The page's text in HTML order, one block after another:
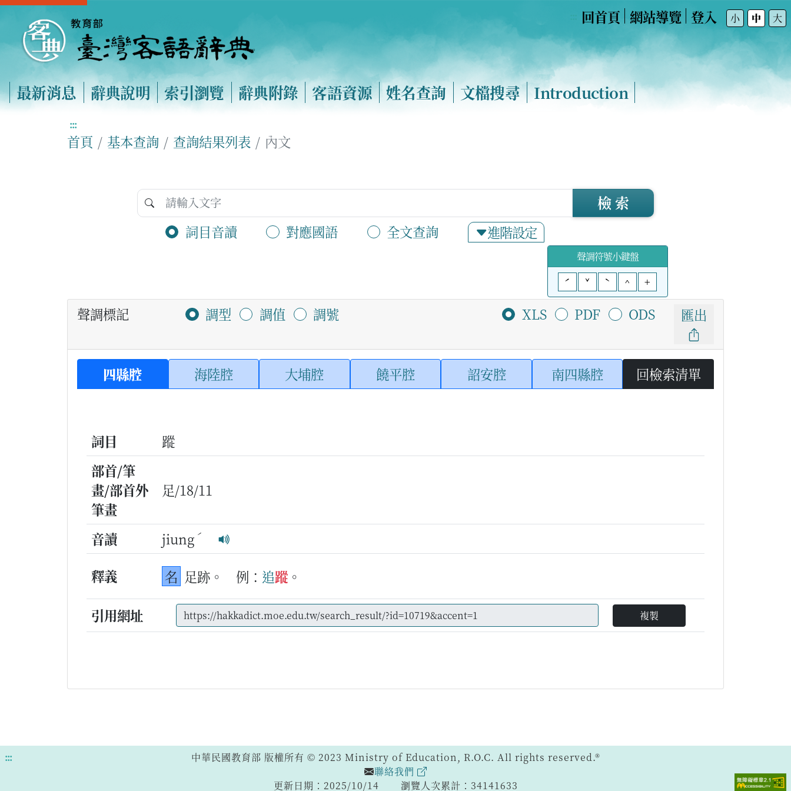
回首頁 網站導覽 登入 小 中 大
最新消息 辭典說明 索引瀏覽 辭典附錄 客語資源 姓名查詢 文檔搜尋 Introduction
:::
首頁 基本查詢 查詢結果列表 內文
詞目音讀 對應國語 全文查詢 進階設定
檢 索
聲調符號小鍵盤
ˊ
ˇ ˋ ^ +
聲調標記 調型 調值 調號 XLS PDF ODS 匯出
四縣腔 海陸腔 大埔腔 饒平腔 詔安腔 南四縣腔 回檢索清單
詞目
蹤
部首/筆
畫/部首外
筆畫
足/18/11
音讀 jiung ˊ
釋義 名 足跡。 例： 追蹤 。
引用網址 複製
:::
中華民國教育部 版權所有 © 2023 Ministry of Education, R.O.C. All rights reserved.®
聯絡我們
更新日期：2025/10/14
瀏覽人次累計：34141633